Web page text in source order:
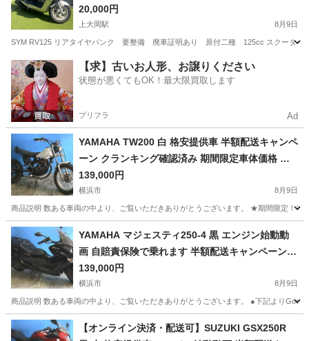
クーター 原チャリ
20,000円
上大岡駅 8月9日
SYM RV125 リアタイヤパンク 要整備 廃車証明あり 原付二種 125cc スクーター
神奈川 上大岡駅 スズキ
【求】古いお人形、お譲りください
状態が悪くてもOK！最大限買取します
プリフラ Ad
YAMAHA TW200 白 格安提供車 半額配送キャンペ
ーン クランキング確認済み 期間限定車体価格 現
状渡し諸経費￥0- 横浜 P-Yard
139,000円
横浜市 8月9日
商品説明 数ある車両の中より、ご覧いただきありがとうございます。 ★期間限定！
神奈川 横浜市 クランキング
YAMAHA マジェスティ250-4 黒 エンジン始動動
画 自賠責保険で乗れます 半額配送キャンペーン
現状渡し諸経費￥0- 横浜 P-Yard
139,000円
横浜市 8月9日
商品説明 数ある車両の中より、ご覧いただきありがとうございます。 ●下記より
神奈川 横浜市 ヤマハ エンジン
【オンライン決済・配送可】SUZUKI GSX250R